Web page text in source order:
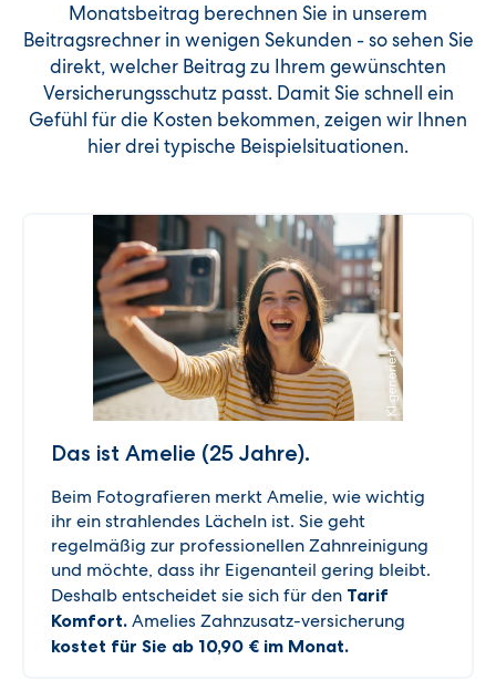
Monatsbeitrag berechnen Sie in unserem
Beitragsrechner in wenigen Sekunden - so sehen Sie
direkt, welcher Beitrag zu Ihrem gewünschten
Versicherungsschutz passt. Damit Sie schnell ein
Gefühl für die Kosten bekommen, zeigen wir Ihnen
hier drei typische Beispielsituationen.
Das ist Amelie (25 Jahre).
Beim Fotografieren merkt Amelie, wie wichtig
ihr ein strahlendes Lächeln ist. Sie geht
regelmäßig zur professionellen Zahnreinigung
und möchte, dass ihr Eigenanteil gering bleibt.
Deshalb entscheidet sie sich für den Tarif
Komfort. Amelies Zahnzusatz-versicherung
kostet für Sie ab 10,90 € im Monat.